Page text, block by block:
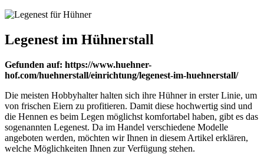
Legenest im Hühnerstall
Gefunden auf: https://www.huehner-
hof.com/huehnerstall/einrichtung/legenest-im-huehnerstall/
Die meisten Hobbyhalter halten sich ihre Hühner in erster Linie, um
von frischen Eiern zu profitieren. Damit diese hochwertig sind und
die Hennen es beim Legen möglichst komfortabel haben, gibt es das
sogenannten Legenest. Da im Handel verschiedene Modelle
angeboten werden, möchten wir Ihnen in diesem Artikel erklären,
welche Möglichkeiten Ihnen zur Verfügung stehen.